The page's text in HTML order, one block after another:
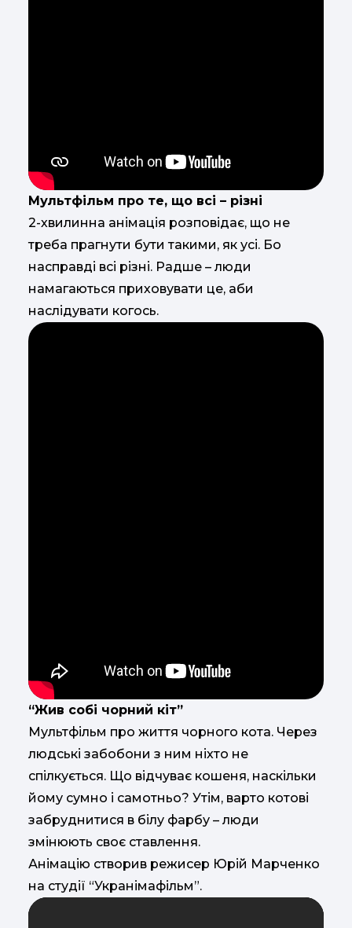
Мультфільм про те, що всі – різні
2-хвилинна анімація розповідає, що не
треба прагнути бути такими, як усі. Бо
насправді всі різні. Радше – люди
намагаються приховувати це, аби
наслідувати когось.
“Жив собі чорний кіт”
Мультфільм про життя чорного кота. Через
людські забобони з ним ніхто не
спілкується. Що відчуває кошеня, наскільки
йому сумно і самотньо? Утім, варто котові
забруднитися в білу фарбу – люди
змінюють своє ставлення.
Анімацію створив режисер Юрій Марченко
на студії “Укранімафільм”.